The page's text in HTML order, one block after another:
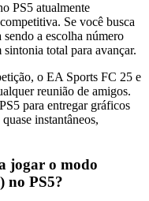
PS5 atualmente
Se você busca
a escolha número
total para avançar.
o EA Sports FC 25 e
reunião de amigos.
para entregar gráficos
instantâneos,
jogar o modo
no PS5?